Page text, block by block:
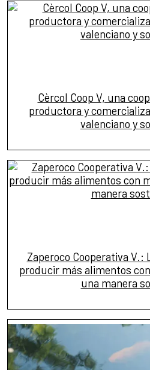
Cèrcol Coop V, una
productora y
valenciano y
Zaperoco Cooperativa V.:
producir más alimentos
una manera